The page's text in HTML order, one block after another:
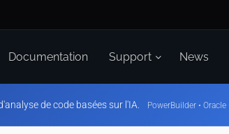
Documentation Support News
de code basées sur l'IA. PowerBuilder • Oracle